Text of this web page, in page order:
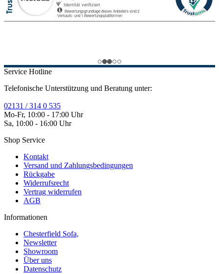
Service Hotline
Telefonische Unterstützung und Beratung unter:
02131 / 314 0 535
Mo-Fr, 10:00 - 17:00 Uhr
Sa, 10:00 - 16:00 Uhr
Shop Service
Kontakt
Versand und Zahlungsbedingungen
Rückgabe
Widerrufsrecht
Vertrag widerrufen
AGB
Informationen
Chesterfield Sofa,
Newsletter
Showroom
Über uns
Datenschutz